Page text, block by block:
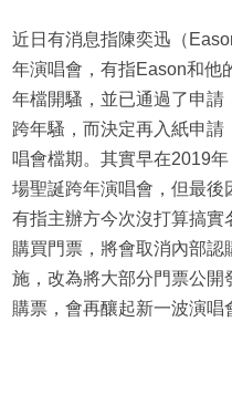
近日有消息指陳奕迅（
年演唱會，有指Eason和他
年檔開騷，並已通過了申請
跨年騷，而決定再入紙申
唱會檔期。其實早在2019
場聖誕跨年演唱會，但最後
有指主辦方今次沒打算搞實
購買門票，將會取消內部
施，改為將大部分門票公開
購票，會再釀起新一波演唱